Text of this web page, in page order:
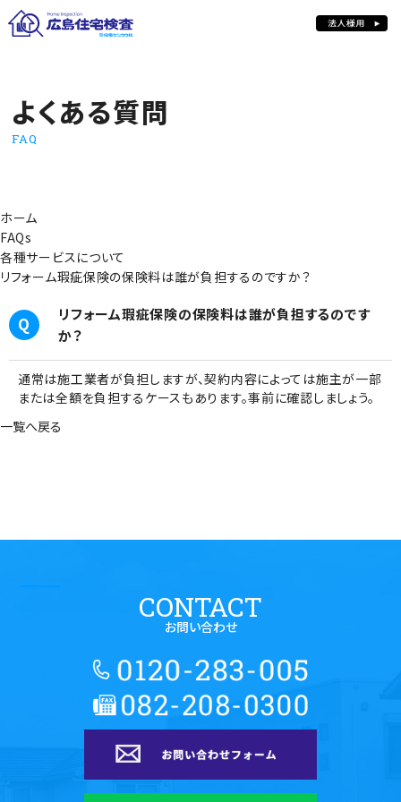
よくある質問
よくある質問
FAQ
ホーム
FAQs
各種サービスについて
リフォーム瑕疵保険の保険料は誰が負担するのですか？
リフォーム瑕疵保険の保険料は誰が負担するのです
か？
通常は施工業者が負担しますが、契約内容によっては施主が一部
または全額を負担するケースもあります。事前に確認しましょう。
一覧へ戻る
CONTACT
お問い合わせ